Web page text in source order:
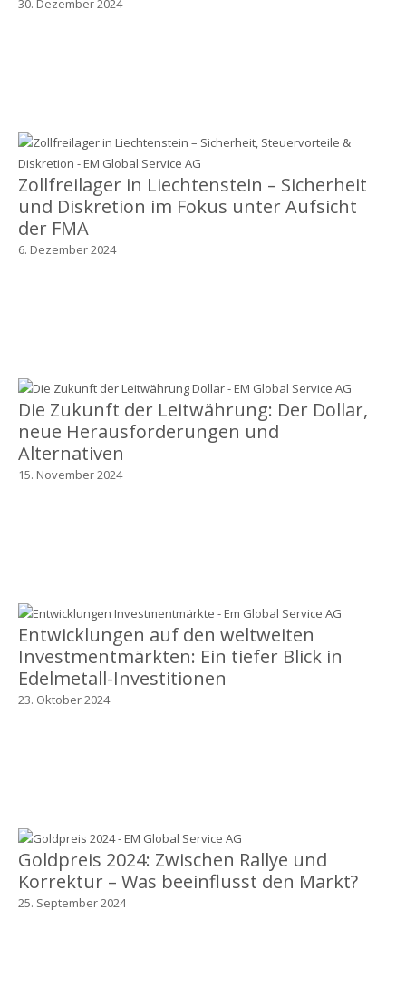
30. Dezember 2024
Zollfreilager in Liechtenstein – Sicherheit
und Diskretion im Fokus unter Aufsicht
der FMA
6. Dezember 2024
Die Zukunft der Leitwährung: Der Dollar,
neue Herausforderungen und
Alternativen
15. November 2024
Entwicklungen auf den weltweiten
Investmentmärkten: Ein tiefer Blick in
Edelmetall-Investitionen
23. Oktober 2024
Goldpreis 2024: Zwischen Rallye und
Korrektur – Was beeinflusst den Markt?
25. September 2024